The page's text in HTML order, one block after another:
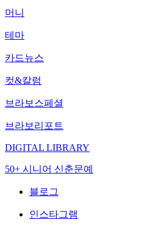
머니
테마
카드뉴스
컷&칼럼
브라보스페셜
브라보리포트
DIGITAL LIBRARY
50+ 시니어 신춘문예
블로그
인스타그램